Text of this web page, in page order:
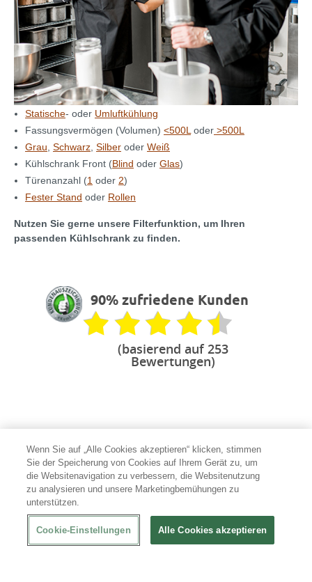
Statische- oder Umluftkühlung
Fassungsvermögen (Volumen) <500Loder >500L
Grau, Schwarz, Silber oder Weiß
Kühlschrank Front (Blind oder Glas)
Türenanzahl (1 oder 2)
Fester Stand oder Rollen
Nutzen Sie gerne unsere Filterfunktion, um Ihren
passenden Kühlschrank zu finden.
90% zufriedene Kunden
(basierend auf 253
Bewertungen)
mit erfahrenen Produktexperten
Sicher bezahlen
mit vertrauenswürdigen Anbietern
100 % Garantie
bei beschädigter Lieferung
Wenn Sie auf „Alle Cookies akzeptieren“ klicken, stimmen
Sie der Speicherung von Cookies auf Ihrem Gerät zu, um
die Websitenavigation zu verbessern, die Websitenutzung
zu analysieren und unsere Marketingbemühungen zu
unterstützen.
Cookie-Einstellungen Alle Cookies akzeptieren